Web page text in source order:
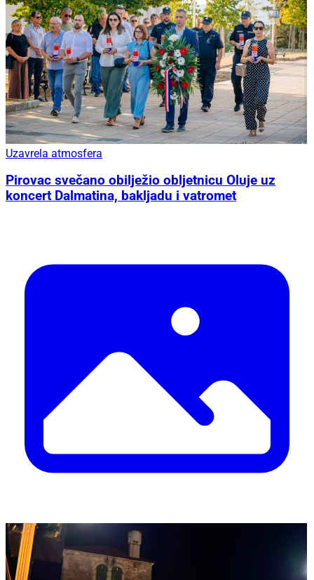
Uzavrela atmosfera
Pirovac svečano obilježio obljetnicu Oluje uz
koncert Dalmatina, bakljadu i vatromet